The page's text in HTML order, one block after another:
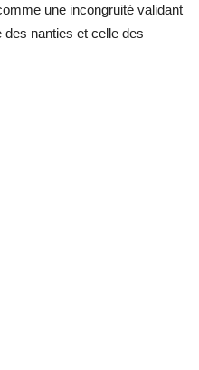
une incongruité validant
nanties et celle des